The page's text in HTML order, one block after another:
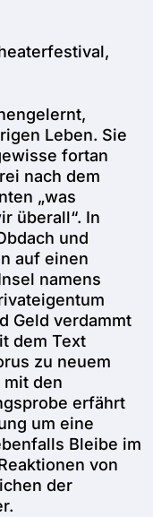
Leben. Sie
fortan
nach dem
„was
überall“. In
und
auf einen
namens
Geld verdammt
dem Text
zu neuem
mit den
erfährt
um eine
Bleibe im
von
der